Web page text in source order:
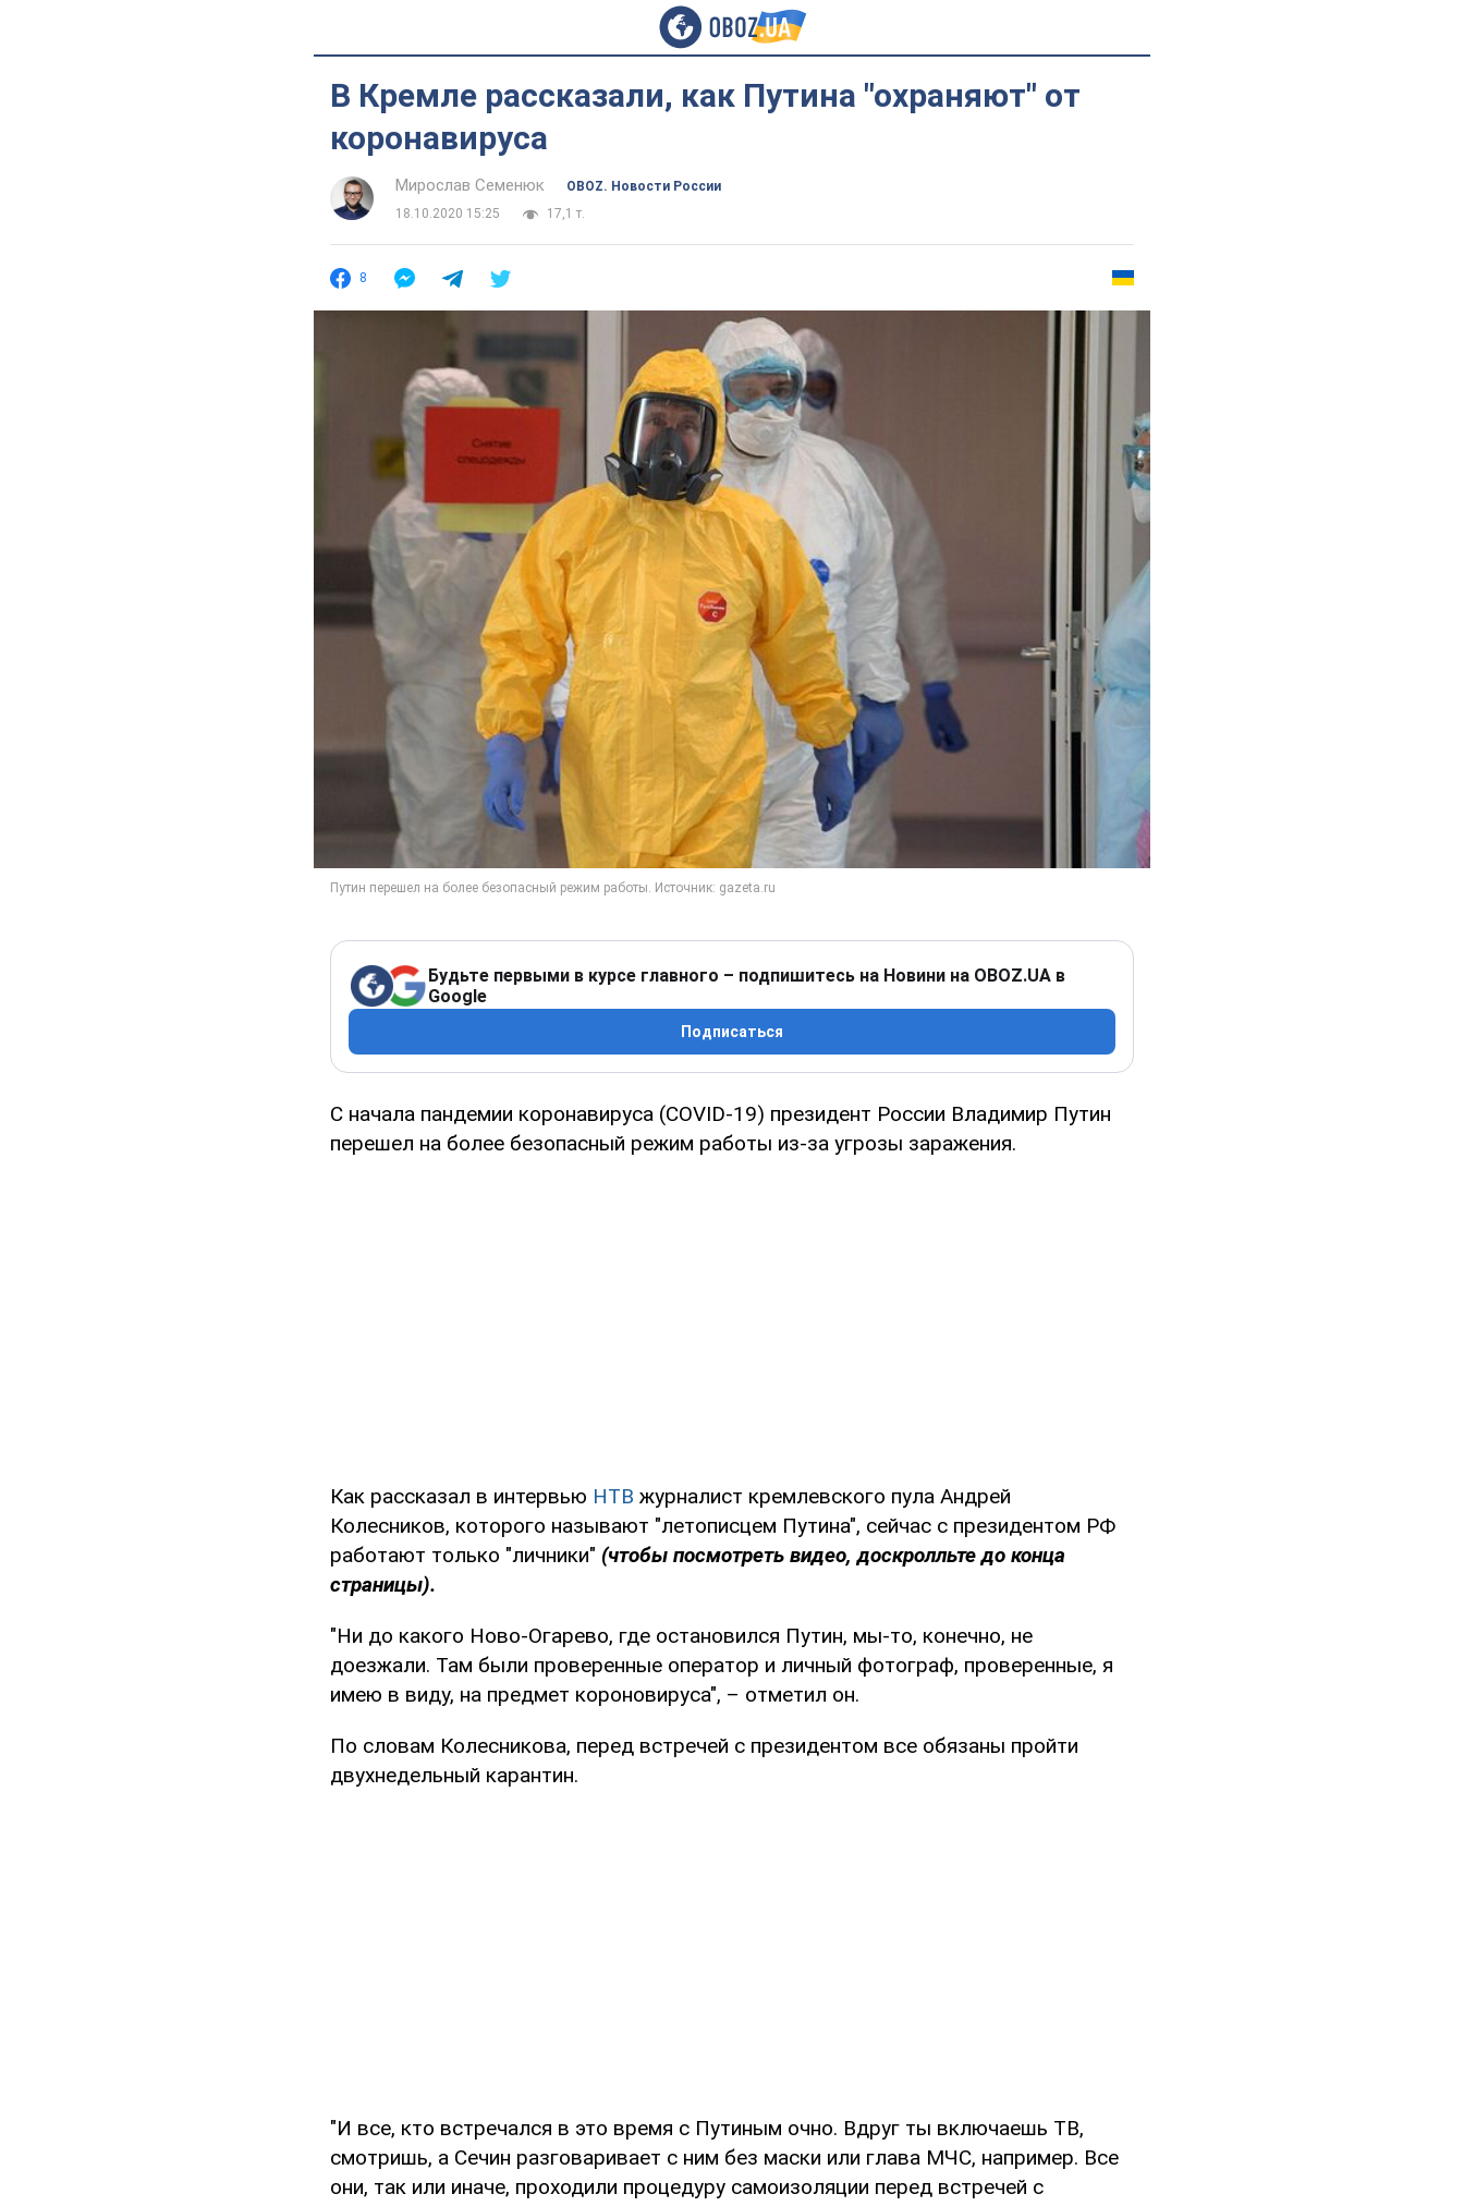
В Кремле рассказали, как Путина "охраняют" от
коронавируса
Мирослав Семенюк
OBOZ. Новости России
18.10.2020 15:25
17,1 т.
8
Будьте первыми в курсе главного – подпишитесь на Новини на OBOZ.UA в
Google
Подписаться
С начала пандемии коронавируса (COVID-19) президент России Владимир Путин
перешел на более безопасный режим работы из-за угрозы заражения.
Как рассказал в интервью НТВ журналист кремлевского пула Андрей
Колесников, которого называют "летописцем Путина", сейчас с президентом РФ
работают только "личники" (чтобы посмотреть видео, доскролльте до конца
страницы).
"Ни до какого Ново-Огарево, где остановился Путин, мы-то, конечно, не
доезжали. Там были проверенные оператор и личный фотограф, проверенные, я
имею в виду, на предмет короновируса", – отметил он.
По словам Колесникова, перед встречей с президентом все обязаны пройти
двухнедельный карантин.
"И все, кто встречался в это время с Путиным очно. Вдруг ты включаешь ТВ,
смотришь, а Сечин разговаривает с ним без маски или глава МЧС, например. Все
они, так или иначе, проходили процедуру самоизоляции перед встречей с